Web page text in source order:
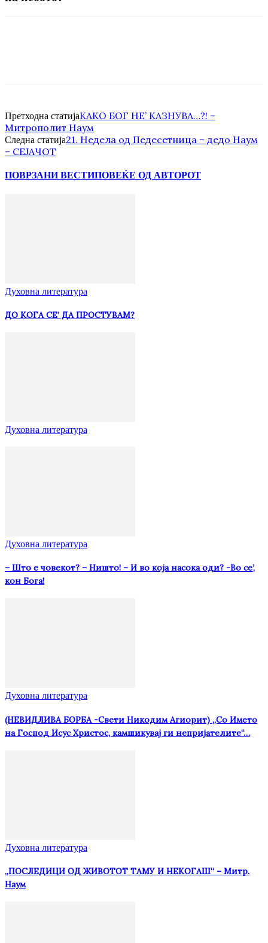
Претходна статијаКАКО БОГ НЕ’ КАЗНУВА…?! –
Митрополит Наум
Следна статија21. Недела од Педесетница – дедо Наум
– СЕЈАЧОТ
ПОВРЗАНИ ВЕСТИПОВЕЌЕ ОД АВТОРОТ
Духовна литература
ДО КОГА СЕ’ ДА ПРОСТУВАМ?
Духовна литература
Духовна литература
– Што е човекот? – Ништо! – И во која насока оди? -Во се’,
кон Бога!
Духовна литература
(НЕВИДЛИВА БОРБА -Свети Никодим Агиорит) „Со Името
на Господ Исус Христос, камшикувај ги непријателите“…
Духовна литература
„ПОСЛЕДИЦИ ОД ЖИВОТОТ ТАМУ И НЕКОГАШ“ – Митр.
Наум